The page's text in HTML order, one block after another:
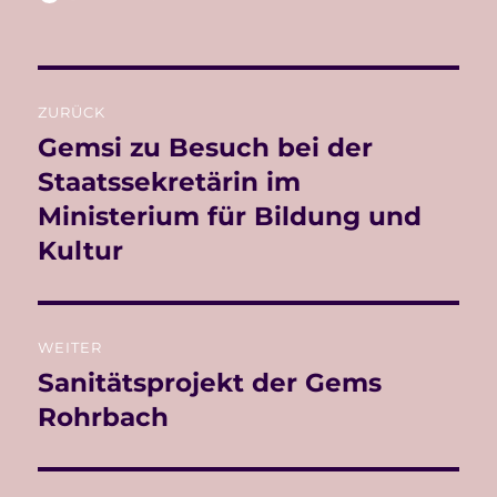
ZURÜCK
Vorheriger
Beitrag:
Gemsi zu Besuch bei der
Staatssekretärin im
Ministerium für Bildung und
Kultur
WEITER
Nächster
Beitrag:
Sanitätsprojekt der Gems
Rohrbach